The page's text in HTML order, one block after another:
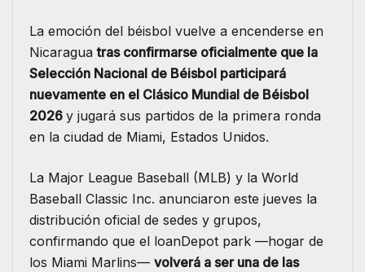
La emoción del béisbol vuelve a encenderse en
Nicaraguatras confirmarse oficialmente que la
Selección Nacional de Béisbol participará
nuevamente en el Clásico Mundial de Béisbol
2026 y jugará sus partidos de la primera ronda
en la ciudad de Miami, Estados Unidos.
La Major League Baseball (MLB) y la World
Baseball Classic Inc. anunciaron este jueves la
distribución oficial de sedes y grupos,
confirmando que el loanDepot park —hogar de
los Miami Marlins— volverá a ser una de las